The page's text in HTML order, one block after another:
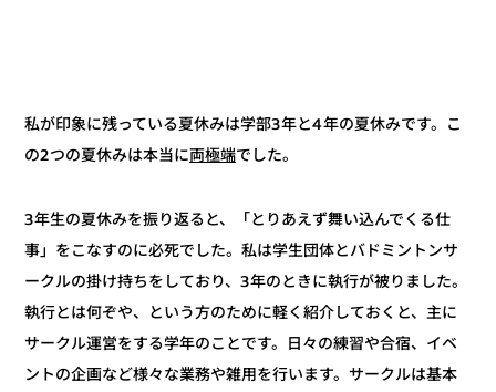
私が印象に残っている夏休みは学部3年と4年の夏休みです。こ
の2つの夏休みは本当に両極端でした。
3年生の夏休みを振り返ると、「とりあえず舞い込んでくる仕
事」をこなすのに必死でした。私は学生団体とバドミントンサ
ークルの掛け持ちをしており、3年のときに執行が被りました。
執行とは何ぞや、という方のために軽く紹介しておくと、主に
サークル運営をする学年のことです。日々の練習や合宿、イベ
ントの企画など様々な業務や雑用を行います。サークルは基本